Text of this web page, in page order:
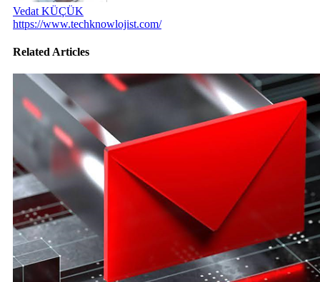
Vedat KÜÇÜK
https://www.techknowlojist.com/
Related Articles